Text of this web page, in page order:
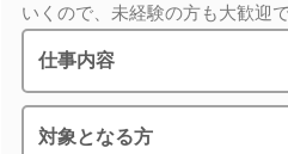
いくので、未経験の方も大歓迎
仕事内容
対象となる方